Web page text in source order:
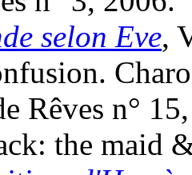
selon Eve,
Rêves n°
the maid